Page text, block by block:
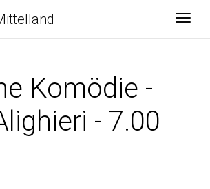
Komödie -
- 7.00